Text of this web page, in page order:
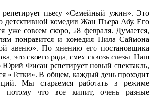
пьесу «Семейный ужин». Это
детективной комедии Жан Пьера Абу. Его
уже совсем скоро, 28 февраля. Думается,
понравится и комедия Нила Саймона
авеню». По мнению его постановщика
это своего рода, смех сквозь слезы. Наш
Юрий Фисан репетирует новый спектакль,
«Тетки». В общем, каждый день проходит
Мы стараемся работать в режиме
потому что все кипит, очень разные